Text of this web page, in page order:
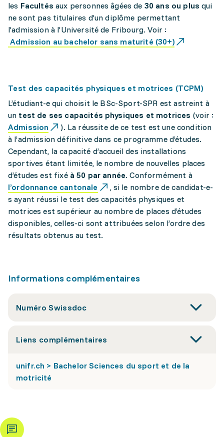
les Facultés aux personnes âgées de 30 ans ou plus qui
ne sont pas titulaires d’un diplôme permettant
l’admission à l’Université de Fribourg. Voir :
Admission au bachelor sans maturité (30+)
Test des capacités physiques et motrices (TCPM)
L’étudiant-e qui choisit le BSc-Sport-SPR est astreint à
un test de ses capacités physiques et motrices (voir :
Admission
). La réussite de ce test est une condition
à l’admission définitive dans ce programme d’études.
Cependant, la capacité d’accueil des installations
sportives étant limitée, le nombre de nouvelles places
d’études est fixé à 50 par année. Conformément à
l’ordonnance cantonale
, si le nombre de candidat-e-
s ayant réussi le test des capacités physiques et
motrices est supérieur au nombre de places d’études
disponibles, celles-ci sont attribuées selon l’ordre des
résultats obtenus au test.
Informations complémentaires
Numéro Swissdoc
Liens complémentaires
unifr.ch > Bachelor Sciences du sport et de la
motricité